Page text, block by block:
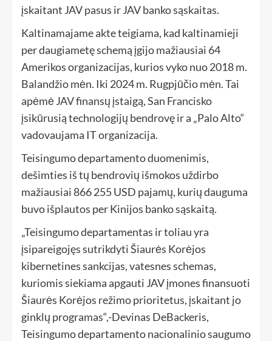
įskaitant JAV pasus ir JAV banko sąskaitas.
Kaltinamajame akte teigiama, kad kaltinamieji
per daugiametę schemą įgijo mažiausiai 64
Amerikos organizacijas, kurios vyko nuo 2018 m.
Balandžio mėn. Iki 2024 m. Rugpjūčio mėn. Tai
apėmė JAV finansų įstaigą, San Francisko
įsikūrusią technologijų bendrovę ir a „Palo Alto“
vadovaujama IT organizacija.
Teisingumo departamento duomenimis,
dešimties iš tų bendrovių išmokos uždirbo
mažiausiai 866 255 USD pajamų, kurių dauguma
buvo išplautos per Kinijos banko sąskaitą.
„Teisingumo departamentas ir toliau yra
įsipareigojęs sutrikdyti Šiaurės Korėjos
kibernetines sankcijas, vatesnes schemas,
kuriomis siekiama apgauti JAV įmones finansuoti
Šiaurės Korėjos režimo prioritetus, įskaitant jo
ginklų programas“,-Devinas DeBackeris,
Teisingumo departamento nacionalinio saugumo